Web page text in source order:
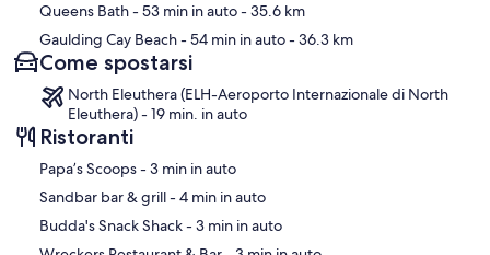
Queens Bath- 53 min in auto- 35.6 km
Gaulding Cay Beach- 54 min in auto- 36.3 km
Come spostarsi
North Eleuthera (ELH-Aeroporto Internazionale di North
Eleuthera) - 19 min. in auto
Ristoranti
‪Papa’s Scoops - ‬3 min in auto
‪Sandbar bar & grill - ‬4 min in auto
‪Budda's Snack Shack - ‬3 min in auto